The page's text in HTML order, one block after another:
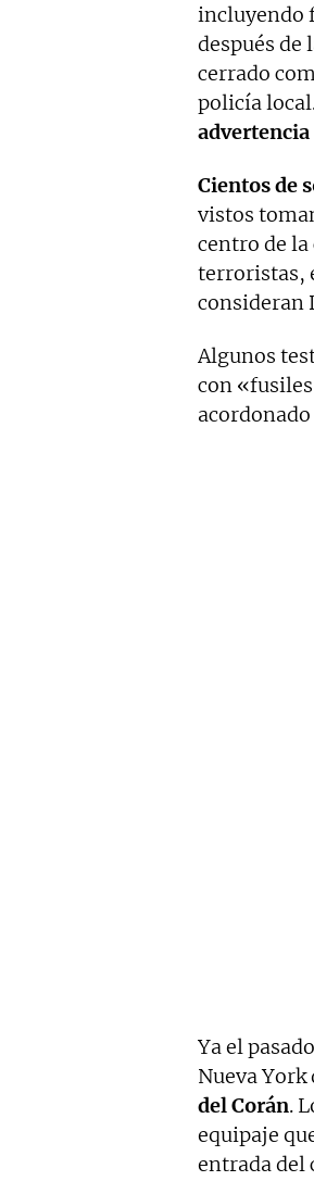
incluyendo
después de
cerrado
policía
advertencia
Cientos de
vistos
centro de la
terroristas,
consideran
Algunos
con
Ya el
Nueva
del Corán.
equipaje
entrada del